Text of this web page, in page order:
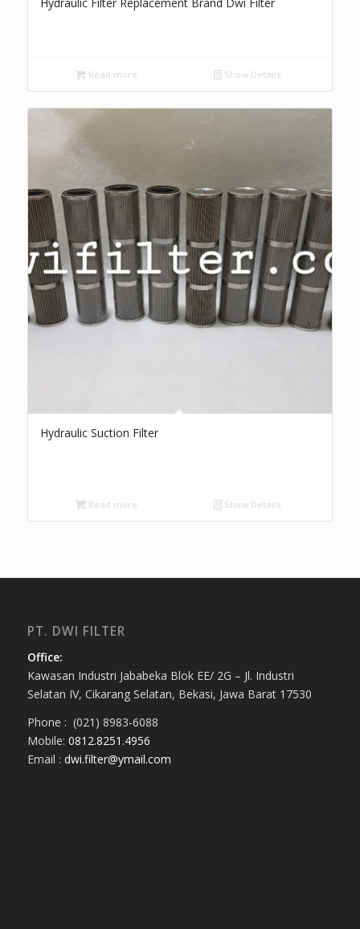
Read more Show Details
Hydraulic Suction Filter
Read more Show Details
PT. DWI FILTER
Office:
Kawasan Industri Jababeka Blok EE/ 2G – Jl. Industri
Selatan IV, Cikarang Selatan, Bekasi, Jawa Barat 17530
Phone : (021) 8983-6088
Mobile: 0812.8251.4956
Email : dwi.filter@ymail.com